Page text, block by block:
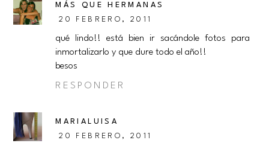
MÁS QUE HERMANAS
20 FEBRERO, 2011
qué lindo!! está bien ir sacándole fotos para
inmortalizarlo y que dure todo el año!!
besos
RESPONDER
MARIALUISA
20 FEBRERO, 2011